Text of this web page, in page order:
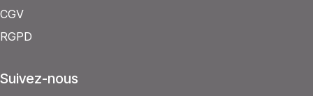
CGV
RGPD
Suivez-nous